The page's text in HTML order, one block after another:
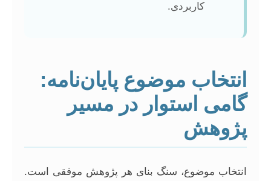
کاربردی.
انتخاب موضوع پایان‌نامه:
گامی استوار در مسیر
پژوهش
انتخاب موضوع، سنگ بنای هر پژوهش موفقی است.